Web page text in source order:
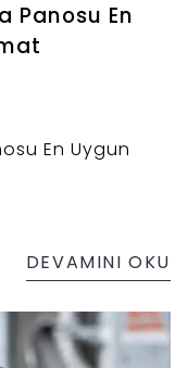
Panosu En
En Uygun
DEVAMINI OKU